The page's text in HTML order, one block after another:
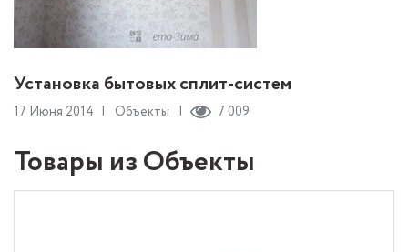
Установка бытовых сплит-систем
17 Июня 2014 Объекты 7 009
Товары из Объекты